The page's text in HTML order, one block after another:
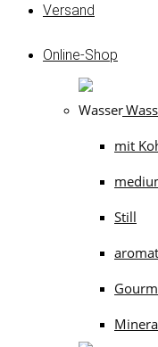
Versand
Online-Shop
mit
Still